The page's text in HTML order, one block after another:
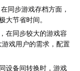
同步游戏存档方面，
大节省时间。
在同步较大的游戏容
戏用户的需求，配置
设备间转换时，游戏